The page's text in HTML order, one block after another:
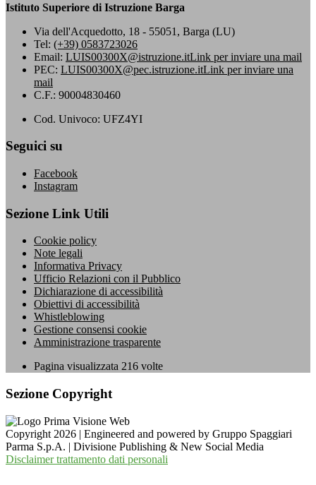
Istituto Superiore di Istruzione Barga
Via dell'Acquedotto, 18 - 55051, Barga (LU)
Tel: (+39) 0583723026
Email: LUIS00300X@istruzione.itLink per inviare una mail
PEC: LUIS00300X@pec.istruzione.itLink per inviare una
mail
C.F.: 90004830460
Cod. Univoco: UFZ4YI
Seguici su
Facebook
Instagram
Sezione Link Utili
Cookie policy
Note legali
Informativa Privacy
Ufficio Relazioni con il Pubblico
Dichiarazione di accessibilità
Obiettivi di accessibilità
Whistleblowing
Gestione consensi cookie
Amministrazione trasparente
Pagina visualizzata 216 volte
Sezione Copyright
Copyright 2026 | Engineered and powered by Gruppo Spaggiari
Parma S.p.A. | Divisione Publishing & New Social Media
Disclaimer trattamento dati personali